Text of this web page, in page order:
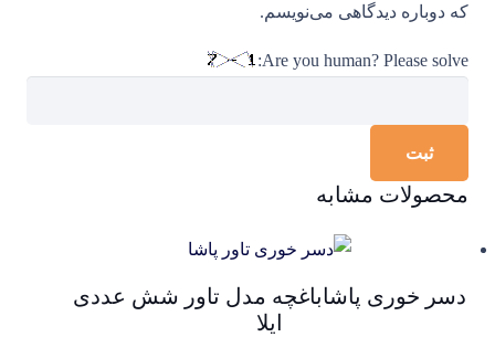
که دوباره دیدگاهی می‌نویسم.
Are you human? Please solve:
محصولات مشابه
دسر خوری پاشاباغچه مدل تاور شش عددی
ایلا